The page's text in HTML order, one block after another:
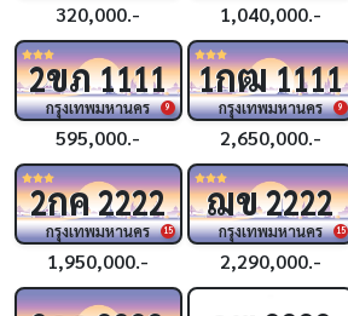
320,000.- 1,040,000.-
9
2ขภ1111
กรุงเทพมหานคร
595,000.-
9
1กฒ1111
กรุงเทพมหานคร
2,650,000.-
15
2กค2222
กรุงเทพมหานคร
1,950,000.-
15
ฌข2222
กรุงเทพมหานคร
2,290,000.-